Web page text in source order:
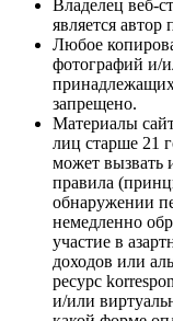
Владелец веб-
является автор
Любое
фотографий и/
принадлежащих
запрещено.
Материалы
лиц старше 21
может вызвать
правила
обнаружении
немедленно
участие в
доходов или
ресурс
и/или